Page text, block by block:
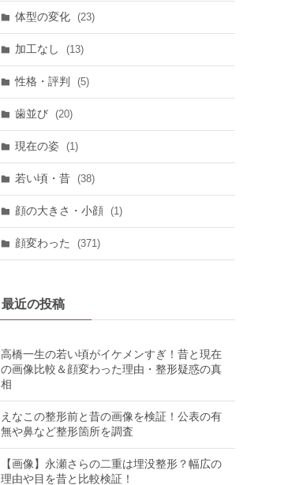
体型の変化 (23)
加工なし (13)
性格・評判 (5)
歯並び (20)
現在の姿 (1)
若い頃・昔 (38)
顔の大きさ・小顔 (1)
顔変わった (371)
最近の投稿
高橋一生の若い頃がイケメンすぎ！昔と現在
の画像比較＆顔変わった理由・整形疑惑の真
相
えなこの整形前と昔の画像を検証！公表の有
無や鼻など整形箇所を調査
【画像】永瀬さらの二重は埋没整形？幅広の
理由や目を昔と比較検証！